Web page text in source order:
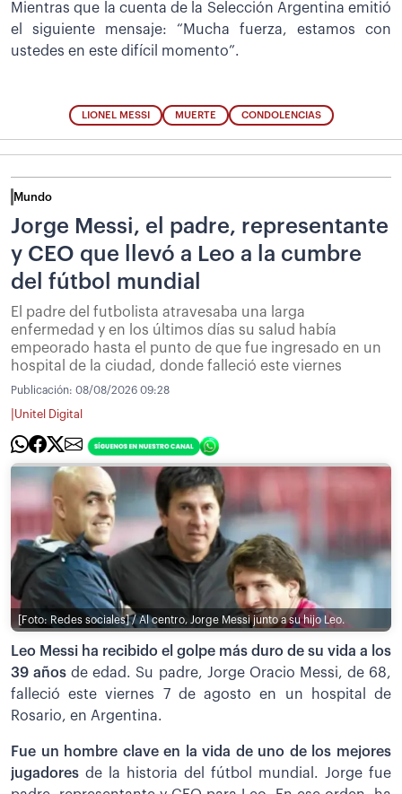
Mientras que la cuenta de la Selección Argentina emitió
el siguiente mensaje: “Mucha fuerza, estamos con
ustedes en este difícil momento”.
LIONEL MESSI MUERTE CONDOLENCIAS
Mundo
Jorge Messi, el padre, representante
y CEO que llevó a Leo a la cumbre
del fútbol mundial
El padre del futbolista atravesaba una larga
enfermedad y en los últimos días su salud había
empeorado hasta el punto de que fue ingresado en un
hospital de la ciudad, donde falleció este viernes
Publicación: 08/08/2026 09:28
Unitel Digital
[Foto: Redes sociales] / Al centro, Jorge Messi junto a su hijo Leo.
Leo Messi ha recibido el golpe más duro de su vida a los
39 añosde edad. Su padre, Jorge Oracio Messi, de 68,
falleció este viernes 7 de agosto en un hospital de
Rosario, en Argentina.
Fue un hombre clave en la vida de uno de los mejores
jugadores de la historia del fútbol mundial. Jorge fue